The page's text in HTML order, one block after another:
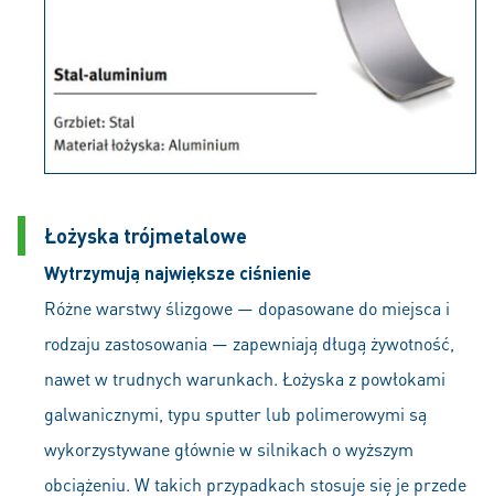
Łożyska trójmetalowe
Wytrzymują największe ciśnienie
Różne warstwy ślizgowe — dopasowane do miejsca i
rodzaju zastosowania — zapewniają długą żywotność,
nawet w trudnych warunkach. Łożyska z powłokami
galwanicznymi, typu sputter lub polimerowymi są
wykorzystywane głównie w silnikach o wyższym
obciążeniu. W takich przypadkach stosuje się je przede